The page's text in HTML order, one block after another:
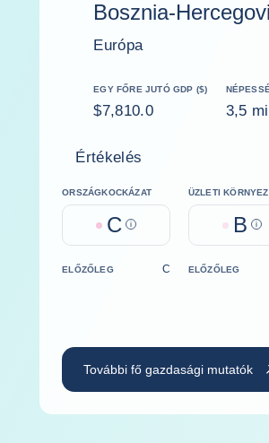
Bosznia-
Európa
EGY FŐRE JUTÓ GDP ($)
$7,810.0 3,5
Értékelés
ORSZÁGKOCKÁZAT
C Help
ÜZLETI
B
ELŐZŐLEG C ELŐZŐLEG
További fő gazdasági mutatók